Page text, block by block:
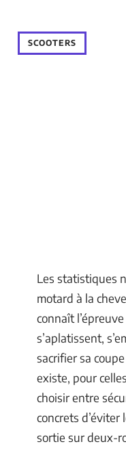
SCOOTERS
Les statistiques
motard à la
connaît
s’aplatissent,
sacrifier sa
existe, pour
choisir entre
concrets d’éviter
sortie sur deux-